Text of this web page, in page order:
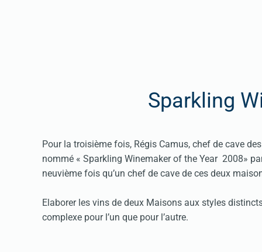
Sparkling
Pour la troisième fois, Régis Camus, chef de cave
nommé « Sparkling Winemaker of the Year 2008»
neuvième fois qu’un chef de cave de ces deux
Elaborer les vins de deux Maisons aux styles
complexe pour l’un que pour l’autre.